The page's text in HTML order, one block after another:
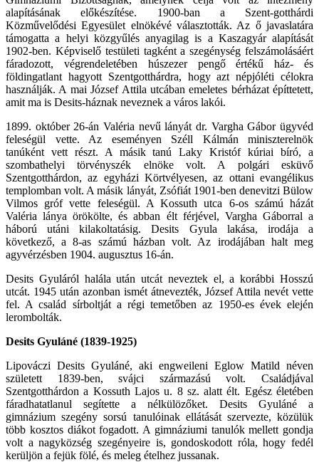
alapításának előkészítése. 1900-ban a Szent-gotthárdi
Közművelődési Egyesület elnökévé választották. Az ő javaslatára
támogatta a helyi közgyűlés anyagilag is a Kaszagyár alapítását
1902-ben. Képviselő testületi tagként a szegénység felszámolásáért
fáradozott, végrendeletében húszezer pengő értékű ház- és
földingatlant hagyott Szentgotthárdra, hogy azt népjóléti célokra
használják. A mai József Attila utcában emeletes bérházat építtetett,
amit ma is Desits-háznak neveznek a város lakói.
1899. október 26-án Valéria nevű lányát dr. Vargha Gábor ügyvéd
feleségül vette. Az eseményen Széll Kálmán miniszterelnök
tanúként vett részt. A másik tanú Laky Kristóf kúriai bíró, a
szombathelyi törvényszék elnöke volt. A polgári esküvő
Szentgotthárdon, az egyházi Körtvélyesen, az ottani evangélikus
templomban volt. A másik lányát, Zsófiát 1901-ben denevitzi Bülow
Vilmos gróf vette feleségül. A Kossuth utca 6-os számú házát
Valéria lánya örökölte, és abban élt férjével, Vargha Gáborral a
háború utáni kilakoltatásig. Desits Gyula lakása, irodája a
következő, a 8-as számú házban volt. Az irodájában halt meg
agyvérzésben 1904. augusztus 16-án.
Desits Gyuláról halála után utcát neveztek el, a korábbi Hosszú
utcát. 1945 után azonban ismét átnevezték, József Attila nevét vette
fel. A család sírboltját a régi temetőben az 1950-es évek elején
lerombolták.
Desits Gyuláné (1839-1925)
Lipováczi Desits Gyuláné, aki engweileni Eglow Matild néven
született 1839-ben, svájci származású volt. Családjával
Szentgotthárdon a Kossuth Lajos u. 8 sz. alatt élt. Egész életében
fáradhatatlanul segítette a nélkülözőket. Desits Gyuláné a
gimnázium szegény sorsú tanulóinak ellátását szervezte, közülük
több kosztos diákot fogadott. A gimnáziumi tanulók mellett gondja
volt a nagyközség szegényeire is, gondoskodott róla, hogy fedél
kerüljön a fejük fölé, és meleg ételhez jussanak.